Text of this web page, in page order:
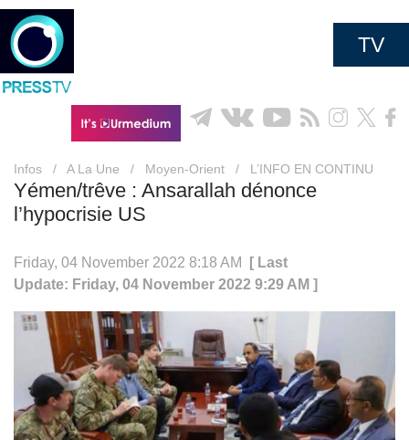
TV
Infos / A La Une / Moyen-Orient / L’INFO EN CONTINU
Yémen/trêve : Ansarallah dénonce
l’hypocrisie US
Friday, 04 November 2022 8:18 AM
[ Last
Update: Friday, 04 November 2022 9:29 AM ]